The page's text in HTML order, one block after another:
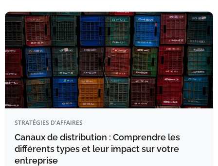
STRATÉGIES D'AFFAIRES
Canaux de distribution : Comprendre les
différents types et leur impact sur votre
entreprise